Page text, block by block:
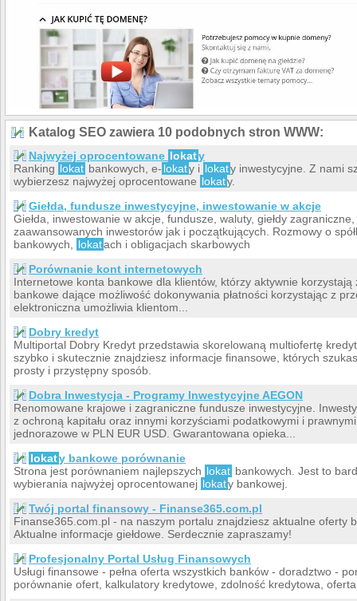
Katalog SEO zawiera 10 podobnych stron WWW:
Najwyżej oprocentowane lokaty
Ranking lokat bankowych, e- lokaty i lokaty inwestycyjne. Z nami
wybierzesz najwyżej oprocentowane lokaty.
Giełda, fundusze inwestycyjne, inwestowanie w akcje
Giełda, inwestowanie w akcje, fundusze, waluty, giełdy
zaawansowanych inwestorów jak i początkujących. Rozmowy o
bankowych,
lokatach i obligacjach skarbowych
Porównanie kont internetowych
Internetowe konta bankowe dla klientów, którzy aktywnie korzystają
bankowe dające możliwość dokonywania płatności korzystając z
elektroniczna umożliwia klientom...
Dobry kredyt
Multiportal Dobry Kredyt przedstawia skorelowaną multiofertę
szybko i skutecznie znajdziesz informacje finansowe, których
prosty i przystępny sposób.
Dobra Inwestycja - Programy Inwestycyjne AEGON
Renomowane krajowe i zagraniczne fundusze inwestycyjne.
z ochroną kapitału oraz innymi korzyściami podatkowymi i
jednorazowe w PLN EUR USD. Gwarantowana opieka...
lokaty bankowe porównanie
Strona jest porównaniem najlepszych lokat bankowych. Jest to
wybierania najwyżej oprocentowanej lokaty bankowej.
Twój portal finansowy - Finanse365.com.pl
Finanse365.com.pl - na naszym portalu znajdziesz aktualne oferty
Aktualne informacje giełdowe. Serdecznie zapraszamy!
Profesjonalny Portal Usług Finansowych
Usługi finansowe - pełna oferta wszystkich banków - doradztwo -
porównanie ofert, kalkulatory kredytowe, zdolność kredytowa,